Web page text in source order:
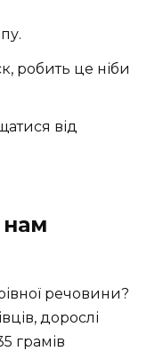
робить це ніби
від
нам
речовини?
дорослі
грамів